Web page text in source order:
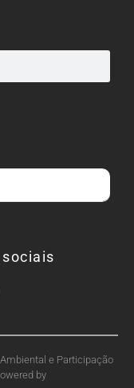
e Participação
by